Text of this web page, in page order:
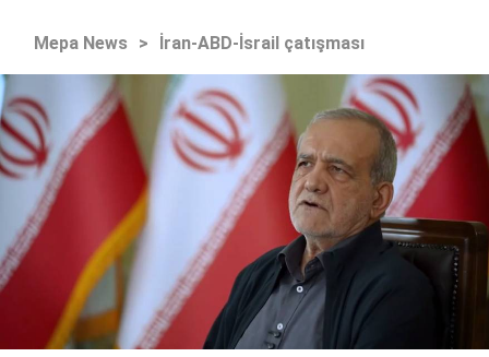
Mepa News > İran-ABD-İsrail çatışması